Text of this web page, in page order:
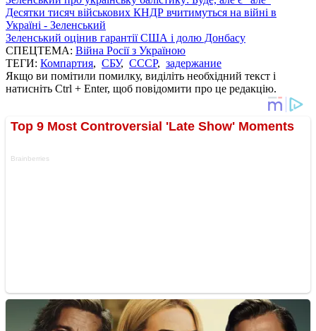
Десятки тисяч військових КНДР вчитимуться на війні в
Україні - Зеленський
Зеленський оцінив гарантії США і долю Донбасу
СПЕЦТЕМА: Війна Росії з Україною
ТЕГИ: Компартия, СБУ, СССР, задержание
Якщо ви помітили помилку, виділіть необхідний текст і
натисніть Ctrl + Enter, щоб повідомити про це редакцію.